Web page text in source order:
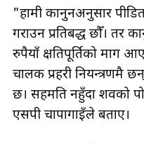
"हामी कानुनअनुसार
गराउन प्रतिबद्ध छौँ। तर
रुपैयाँ क्षतिपूर्तिको माग
चालक प्रहरी नियन्त्रणमै
छ। सहमति नहुँदा शवको
एसपी चापागाईँले बताए।